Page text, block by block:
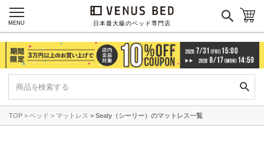
日本最大級のベッド専門店
MENU
TOP ベッド マットレス Sealy（シーリー）のマットレス一覧